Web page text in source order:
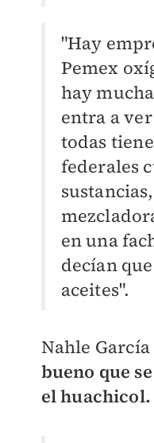
"Hay
Pemex
hay
entra a
todas
federales
en una
decían
aceites".
Nahle
bueno que
el huachicol.